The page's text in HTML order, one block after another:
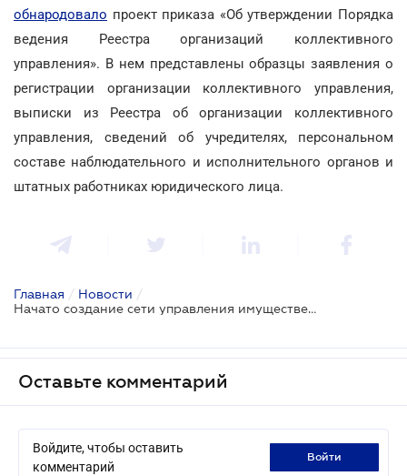
обнародовало проект приказа «Об утверждении Порядка
ведения Реестра организаций коллективного
управления». В нем представлены образцы заявления о
регистрации организации коллективного управления,
выписки из Реестра об организации коллективного
управления, сведений об учредителях, персональном
составе наблюдательного и исполнительного органов и
штатных работниках юридического лица.
Главная / Новости /
Начато создание сети управления имущественными «интеллектуальными» правами (ДОПОЛНЕНО)
Оставьте комментарий
Войдите, чтобы оставить
комментарий
войти